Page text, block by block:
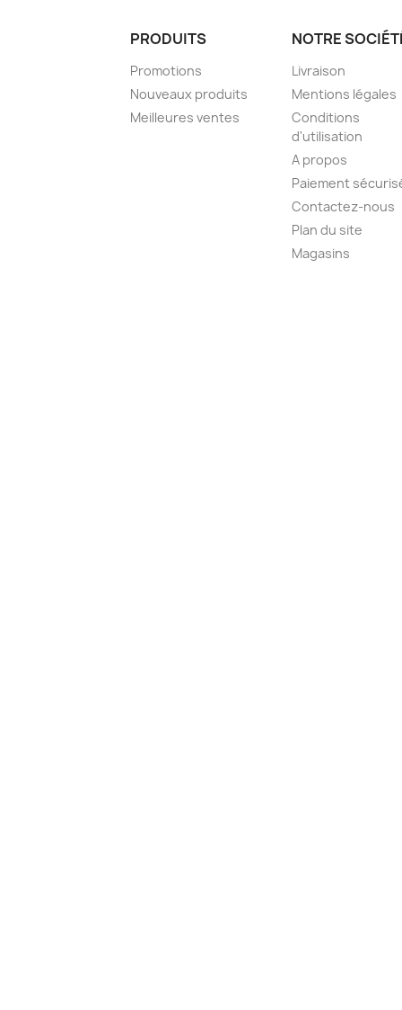
PRODUITS
Promotions
Nouveaux produits
Meilleures ventes
NOTRE
Livraison
Mentions légales
Conditions
d'utilisation
A propos
Paiement
Contactez-nous
Plan du site
Magasins